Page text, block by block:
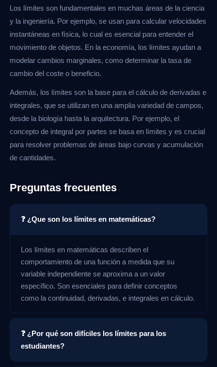
Los límites son fundamentales en muchas áreas de la ciencia
y la ingeniería. Por ejemplo, se usan para calcular velocidades
instantáneas en física, lo cual es esencial para entender el
movimiento de objetos. En la economía, los límites ayudan a
modelar cambios marginales, como determinar la tasa de
cambio del coste o beneficio.
Además, los límites son la base para el cálculo de derivadas e
integrales, que se utilizan en una amplia variedad de campos,
desde la biología hasta la arquitectura. Por ejemplo, el
concepto de integral por partes se basa en límites y es crucial
para resolver problemas de áreas bajo curvas y acumulación
de cantidades.
Preguntas frecuentes
❓ ¿Que son los límites en matemáticas?
Los límites en matemáticas describen el
comportamiento de una función a medida que su
variable independiente se aproxima a un valor
específico. Son esenciales para definir conceptos
como la continuidad, derivadas, e integrales en cálculo.
❓ ¿Por qué son difíciles los límites para los
estudiantes?